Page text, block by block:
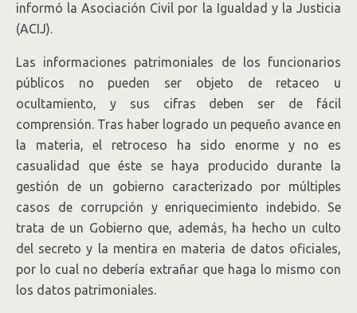
informó la Asociación Civil por la Igualdad y la Justicia
(ACIJ).
Las informaciones patrimoniales de los funcionarios
públicos no pueden ser objeto de retaceo u
ocultamiento, y sus cifras deben ser de fácil
comprensión. Tras haber logrado un pequeño avance en
la materia, el retroceso ha sido enorme y no es
casualidad que éste se haya producido durante la
gestión de un gobierno caracterizado por múltiples
casos de corrupción y enriquecimiento indebido. Se
trata de un Gobierno que, además, ha hecho un culto
del secreto y la mentira en materia de datos oficiales,
por lo cual no debería extrañar que haga lo mismo con
los datos patrimoniales.